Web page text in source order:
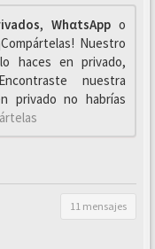
, WhαtsAppo
Nuestro
haces en privado,
nuestra
privado no habrías
11 mensajes